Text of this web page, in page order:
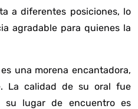
a diferentes posiciones, lo
agradable para quienes la
es una morena encantadora,
La calidad de su oral fue
lugar de encuentro es